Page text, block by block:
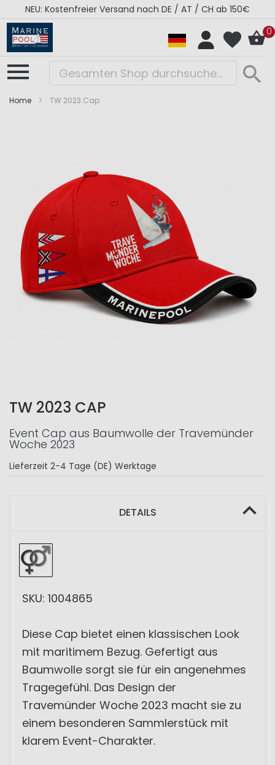
NEU: Kostenfreier Versand nach DE / AT / CH ab 150€
0
Home TW 2023 Cap
Bildergalerie
springen
Bildergalerie
springen
TW 2023 CAP
Event Cap aus Baumwolle der Travemünder
Woche 2023
Lieferzeit 2-4 Tage (DE) Werktage
DETAILS
SKU: 1004865
Diese Cap bietet einen klassischen Look
mit maritimem Bezug. Gefertigt aus
Baumwolle sorgt sie für ein angenehmes
Tragegefühl. Das Design der
Travemünder Woche 2023 macht sie zu
einem besonderen Sammlerstück mit
klarem Event-Charakter.